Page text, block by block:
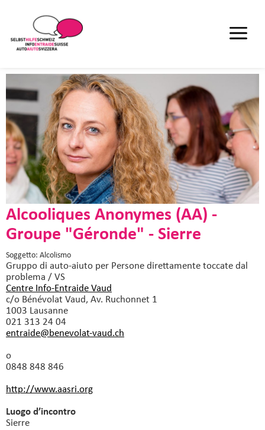
Alcooliques Anonymes (AA) -
Groupe "Géronde" - Sierre
Soggetto: Alcolismo
Gruppo di auto-aiuto per Persone direttamente toccate dal
problema / VS
Centre Info-Entraide Vaud
c/o Bénévolat Vaud, Av. Ruchonnet 1
1003 Lausanne
021 313 24 04
entraide@benevolat-vaud.ch
o
0848 848 846
http://www.aasri.org
Luogo d’incontro
Sierre